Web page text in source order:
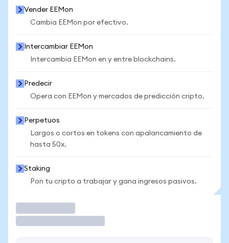
Vender EEMon
Cambia EEMon por efectivo.
Intercambiar EEMon
Intercambia EEMon en y entre blockchains.
Predecir
Opera con EEMon y mercados de predicción cripto.
Perpetuos
Largos o cortos en tokens con apalancamiento de
hasta 50x.
Staking
Pon tu cripto a trabajar y gana ingresos pasivos.